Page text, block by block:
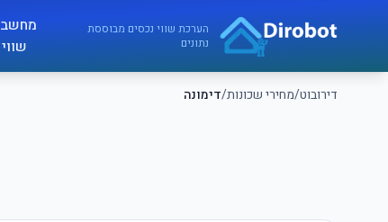
דירובוט/מחירי שכונות/דימונה
דירובוט
הערכת שווי נכסים מבוססת
נתונים
שווי